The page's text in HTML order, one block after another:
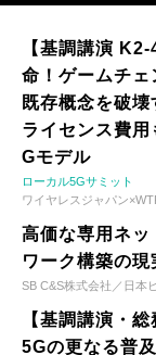
【基調講演
命！ゲームチ
既存概念を破
ライセンス費
Gモデル
ローカル5Gサミット
ワイヤレスジャパン
高価な専用ネッ
ワーク構築の現
SB C&S株式会社／日本
【基調講演・
5Gの更なる普